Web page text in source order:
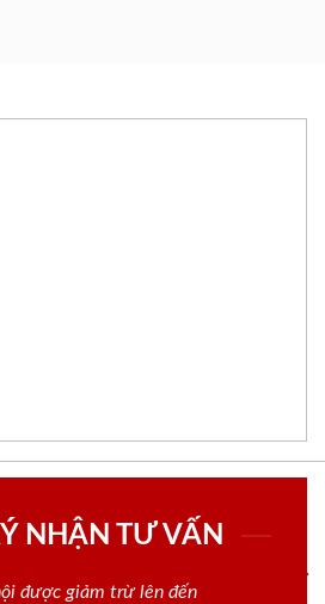
NHẬN TƯ VẤN
được giảm trừ lên đến